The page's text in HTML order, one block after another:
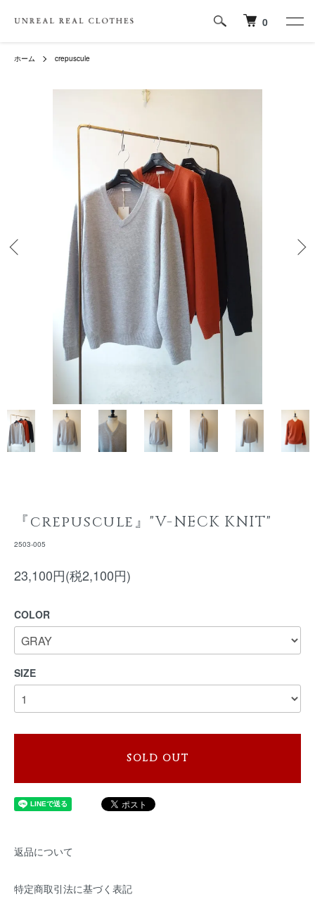
0
ホーム crepuscule
『crepuscule』"V-NECK KNIT"
2503-005
23,100円(税2,100円)
COLOR
SIZE
SOLD OUT
返品について
特定商取引法に基づく表記